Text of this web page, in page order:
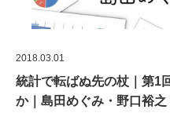
2018.03.01
統計で転ばぬ先の杖｜第
か｜島田めぐみ・野口裕之